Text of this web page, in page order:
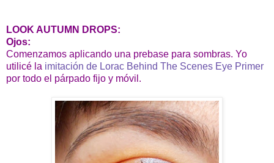
LOOK AUTUMN DROPS:
Ojos:
Comenzamos aplicando una prebase para sombras. Yo
utilicé la imitación de Lorac Behind The Scenes Eye Primer
por todo el párpado fijo y móvil.